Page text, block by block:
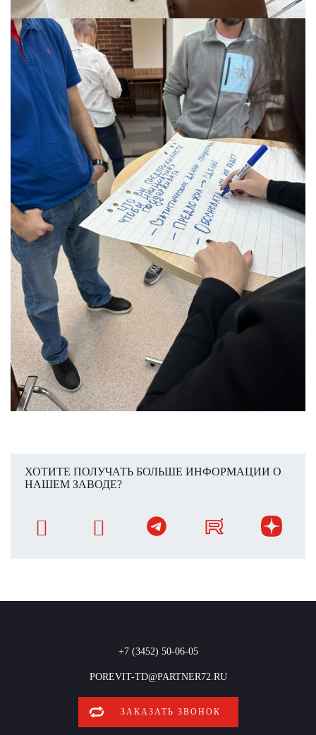
ХОТИТЕ ПОЛУЧАТЬ БОЛЬШЕ ИНФОРМАЦИИ О
НАШЕМ ЗАВОДЕ?
+7 (3452) 50-06-05
POREVIT-TD@PARTNER72.RU
ЗАКАЗАТЬ ЗВОНОК